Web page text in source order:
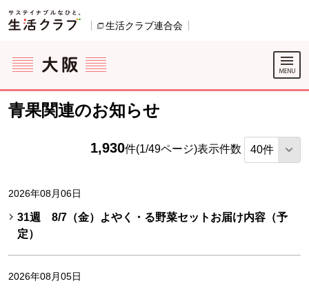
ページの先頭です。
生活クラブ連合会
ここからサイト内共通メニューです。
サイト内共通メニューをスキップする
サイト内共通メニューここまで。
青果関連のお知らせ
1,930件(1/49ページ)表示件数
2026年08月06日
31週 8/7（金）よやく・る野菜セットお届け内容（予
定）
2026年08月05日